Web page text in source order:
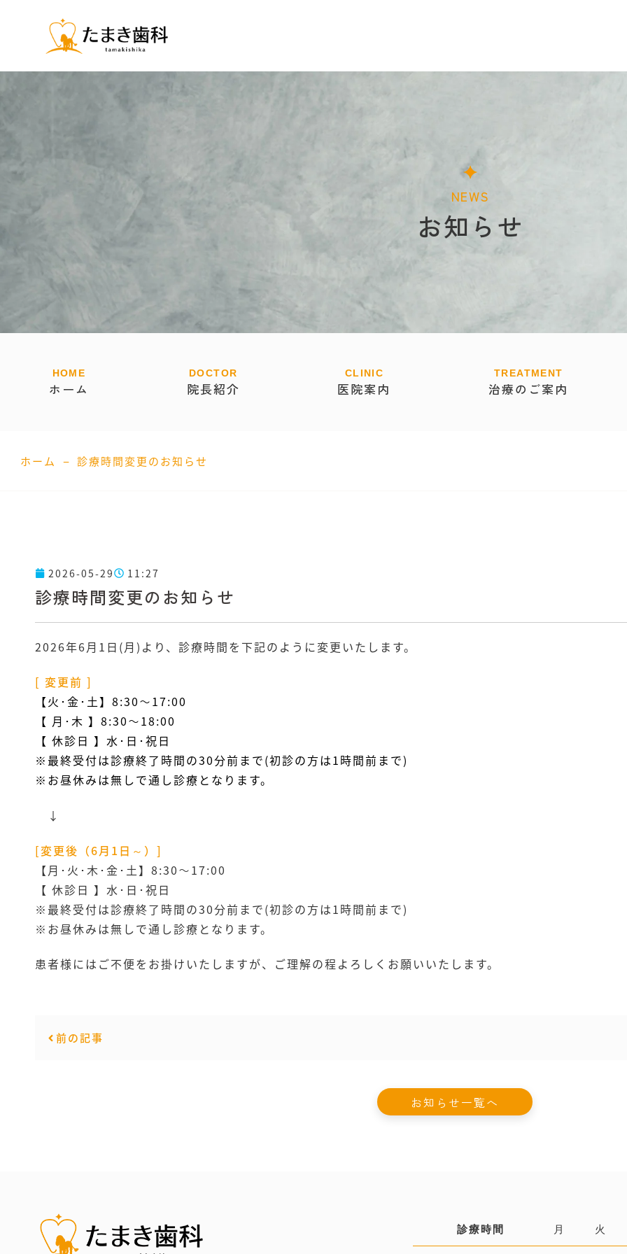
NEWS
お知らせ
ホーム 院長紹介 医院案内 治療のご案内
ホーム – 診療時間変更のお知らせ
2026-05-29 11:27
診療時間変更のお知らせ
2026年6月1日(月)より、診療時間を下記のように変更いたします。
[ 変更前 ]
【火･金･土】8:30～17:00
【 月･木 】8:30～18:00
【 休診日 】水･日･祝日
※最終受付は診療終了時間の30分前まで(初診の方は1時間前まで)
※お昼休みは無しで通し診療となります。
↓
[変更後（6月1日～）]
【月･火･木･金･土】8:30～17:00
【 休診日 】水･日･祝日
※最終受付は診療終了時間の30分前まで(初診の方は1時間前まで)
※お昼休みは無しで通し診療となります。
患者様にはご不便をお掛けいたしますが、ご理解の程よろしくお願いいたします。
前の記事
お知らせ一覧へ
診療時間 月 火